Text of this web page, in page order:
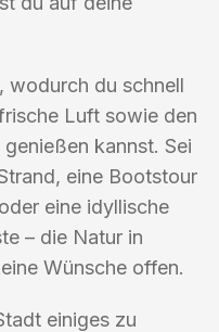
wodurch du schnell
Luft sowie den
kannst. Sei
eine Bootstour
eine idyllische
– die Natur in
Wünsche offen.
einiges zu